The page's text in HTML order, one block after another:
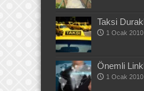
Taksi
1 Ocak 2010
Önemli
1 Ocak 2010